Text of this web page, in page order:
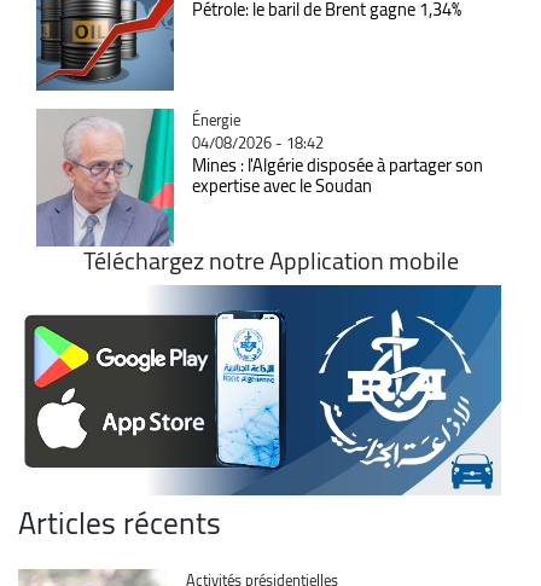
Pétrole: le baril de Brent gagne 1,34%
Catégorie
Énergie
04/08/2026 - 18:42
Mines : l'Algérie disposée à partager son
expertise avec le Soudan
Téléchargez notre Application mobile
Articles récents
Catégorie
Activités présidentielles